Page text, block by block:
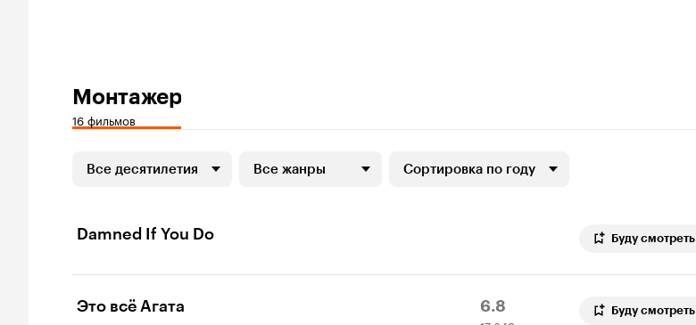
Монтажер
16 фильмов
Все десятилетия Все жанры Сортировка по году
Damned If You Do Буду смотреть
Это всё Агата
Рейтинг
6.8
17
Буду смотреть